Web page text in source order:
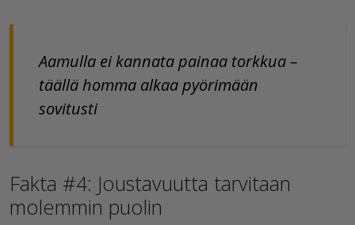
Aamulla ei kannata painaa torkkua –
täällä homma alkaa pyörimään
sovitusti
Fakta #4: Joustavuutta tarvitaan
molemmin puolin